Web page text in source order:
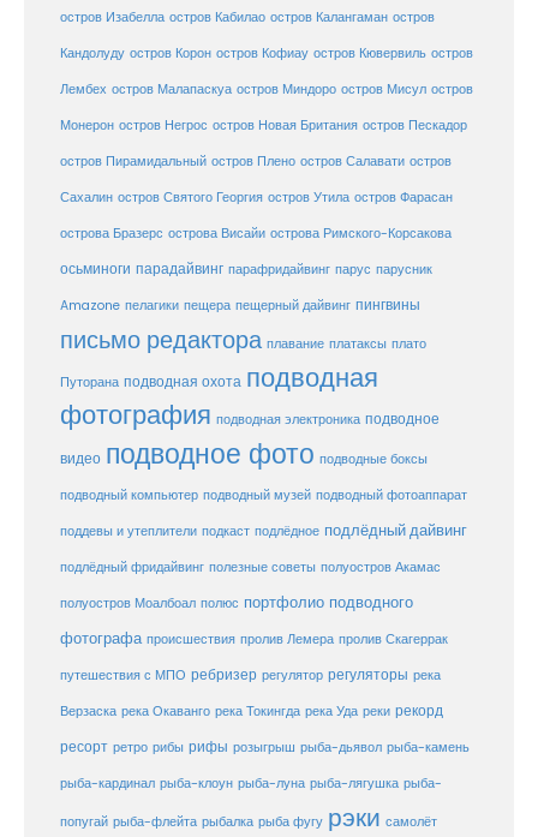
остров Изабелла остров Кабилао остров Калангаман остров
Кандолуду остров Корон остров Кофиау остров Кювервиль остров
Лембех остров Малапаскуа остров Миндоро остров Мисул остров
Монерон остров Негрос остров Новая Британия остров Пескадор
остров Пирамидальный остров Плено остров Салавати остров
Сахалин остров Святого Георгия остров Утила остров Фарасан
острова Бразерс острова Висайи острова Римского-Корсакова
осьминоги парадайвинг парафридайвинг парус парусник
Amazone пелагики пещера пещерный дайвинг пингвины
письмо редактора плавание платаксы плато
Путорана подводная охота подводная
фотография подводная электроника подводное
видео подводное фото подводные боксы
подводный компьютер подводный музей подводный фотоаппарат
поддевы и утеплители подкаст подлёдное подлёдный дайвинг
подлёдный фридайвинг полезные советы полуостров Акамас
полуостров Моалбоал полюс портфолио подводного
фотографа происшествия пролив Лемера пролив Скагеррак
путешествия с МПО ребризер регулятор регуляторы река
Верзаска река Окаванго река Токингда река Уда реки рекорд
ресорт ретро рибы рифы розыгрыш рыба-дьявол рыба-камень
рыба-кардинал рыба-клоун рыба-луна рыба-лягушка рыба-
попугай рыба-флейта рыбалка рыба фугу рэки самолёт